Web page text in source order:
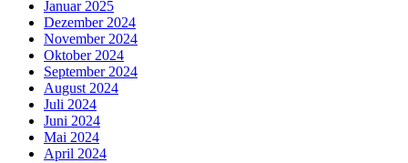
Januar 2025
Dezember 2024
November 2024
Oktober 2024
September 2024
August 2024
Juli 2024
Juni 2024
Mai 2024
April 2024